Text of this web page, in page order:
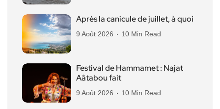
Après la canicule de juillet, à quoi
9 Août 2026 10 Min Read
Festival de Hammamet : Najat
Aâtabou fait
9 Août 2026 10 Min Read